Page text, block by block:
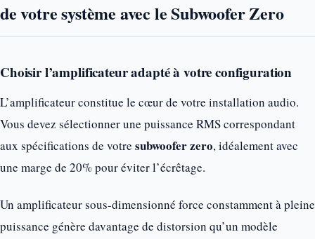
de votre système avec le Subwoofer Zero
Choisir l’amplificateur adapté à votre configuration
L’amplificateur constitue le cœur de votre installation audio.
Vous devez sélectionner une puissance RMS correspondant
aux spécifications de votre subwoofer zero, idéalement avec
une marge de 20% pour éviter l’écrêtage.
Un amplificateur sous-dimensionné force constamment à pleine
puissance génère davantage de distorsion qu’un modèle